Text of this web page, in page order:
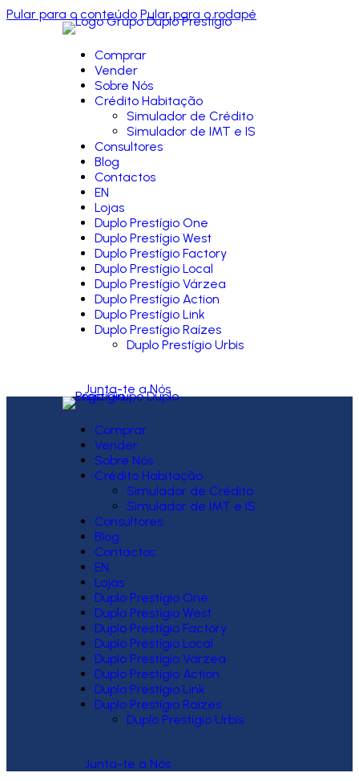
Pular para o conteúdo Pular para o rodapé
Comprar
Vender
Sobre Nós
Crédito Habitação
Simulador de Crédito
Simulador de IMT e IS
Consultores
Blog
Contactos
EN
Lojas
Duplo Prestígio One
Duplo Prestígio West
Duplo Prestígio Factory
Duplo Prestígio Local
Duplo Prestígio Várzea
Duplo Prestígio Action
Duplo Prestígio Link
Duplo Prestígio Raízes
Duplo Prestígio Urbis
Junta-te a Nós
Comprar
Vender
Sobre Nós
Crédito Habitação
Simulador de Crédito
Simulador de IMT e IS
Consultores
Blog
Contactos
EN
Lojas
Duplo Prestígio One
Duplo Prestígio West
Duplo Prestígio Factory
Duplo Prestígio Local
Duplo Prestígio Várzea
Duplo Prestígio Action
Duplo Prestígio Link
Duplo Prestígio Raízes
Duplo Prestígio Urbis
Junta-te a Nós